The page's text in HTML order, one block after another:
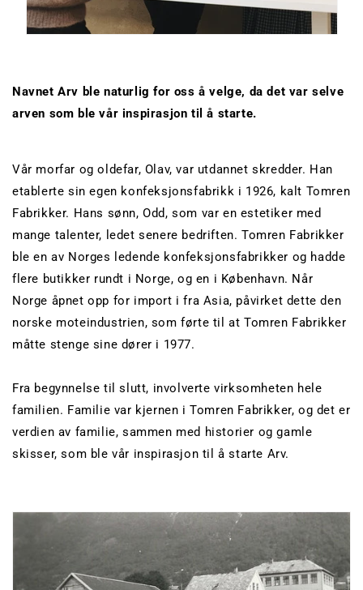
Navnet Arv ble naturlig for oss å velge, da det var selve
arven som ble vår inspirasjon til å starte.
Vår morfar og oldefar, Olav, var utdannet skredder. Han
etablerte sin egen konfeksjonsfabrikk i 1926, kalt Tomren
Fabrikker. Hans sønn, Odd, som var en estetiker med
mange talenter, ledet senere bedriften. Tomren Fabrikker
ble en av Norges ledende konfeksjonsfabrikker og hadde
flere butikker rundt i Norge, og en i København. Når
Norge åpnet opp for import i fra Asia, påvirket dette den
norske moteindustrien, som førte til at Tomren Fabrikker
måtte stenge sine dører i 1977.
Fra begynnelse til slutt, involverte virksomheten hele
familien. Familie var kjernen i Tomren Fabrikker, og det er
verdien av familie, sammen med historier og gamle
skisser, som ble vår inspirasjon til å starte Arv.